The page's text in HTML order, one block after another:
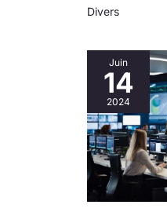
Divers
Juin
14
2024